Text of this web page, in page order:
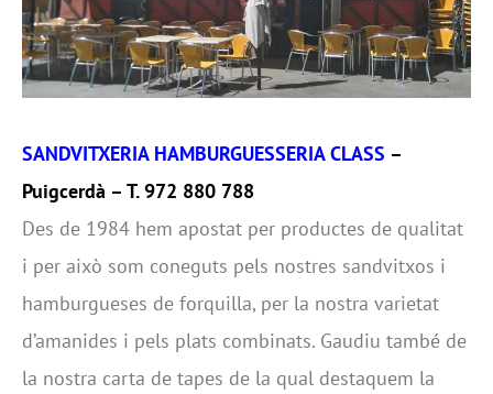
SANDVITXERIA HAMBURGUESSERIA CLASS –
Puigcerdà – T. 972 880 788
Des de 1984 hem apostat per productes de qualitat
i per això som coneguts pels nostres sandvitxos i
hamburgueses de forquilla, per la nostra varietat
d’amanides i pels plats combinats. Gaudiu també de
la nostra carta de tapes de la qual destaquem la